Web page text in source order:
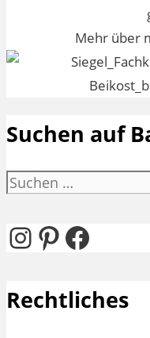
Mehr über
Suchen auf
Suchen
Instagram
Pinterest
Rechtliches